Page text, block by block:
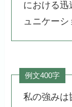
における迅
ュニケーシ
例文400字
私の強みは